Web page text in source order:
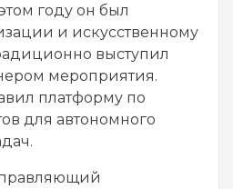
году он был
и искусственному
выступил
мероприятия.
платформу по
для автономного